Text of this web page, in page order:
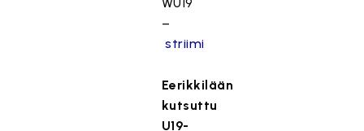
–
striimi
Eerikkilään
kutsuttu
U19-